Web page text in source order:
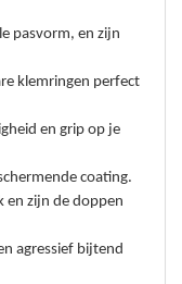
pasvorm, en zijn
klemringen perfect
en grip op je
coating.
en zijn de doppen
agressief bijtend